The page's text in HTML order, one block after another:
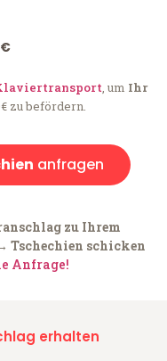
, um Ihr
zu befördern.
anfragen
zu Ihrem
Tschechien schicken
Anfrage!
erhalten